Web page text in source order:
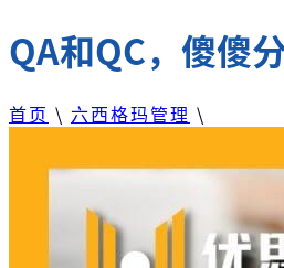
QA和QC，傻傻
首页 \ 六西格玛管理 \